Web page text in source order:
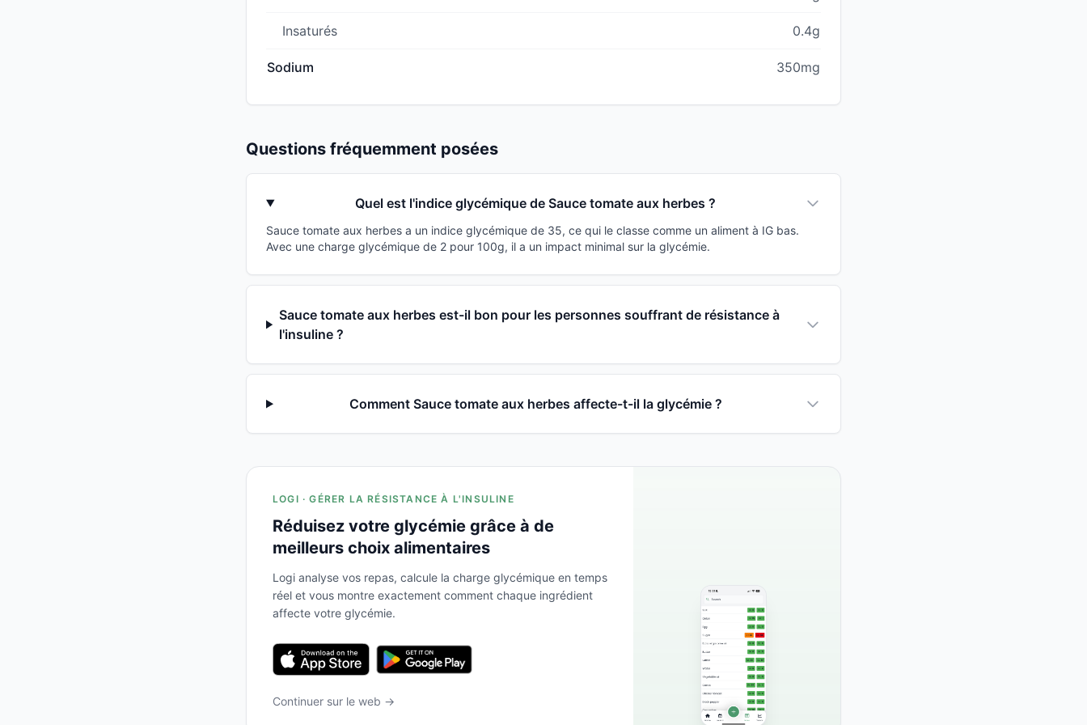
Insaturés 0.4g
Sodium 350mg
Questions fréquemment posées
Quel est l'indice glycémique de Sauce tomate aux herbes ?
Sauce tomate aux herbes a un indice glycémique de 35, ce qui le classe comme un aliment à IG bas.
Avec une charge glycémique de 2 pour 100g, il a un impact minimal sur la glycémie.
Sauce tomate aux herbes est-il bon pour les personnes souffrant de résistance à
l'insuline ?
Comment Sauce tomate aux herbes affecte-t-il la glycémie ?
LOGI · GÉRER LA RÉSISTANCE À L'INSULINE
Réduisez votre glycémie grâce à de
meilleurs choix alimentaires
Logi analyse vos repas, calcule la charge glycémique en temps
réel et vous montre exactement comment chaque ingrédient
affecte votre glycémie.
Continuer sur le web →